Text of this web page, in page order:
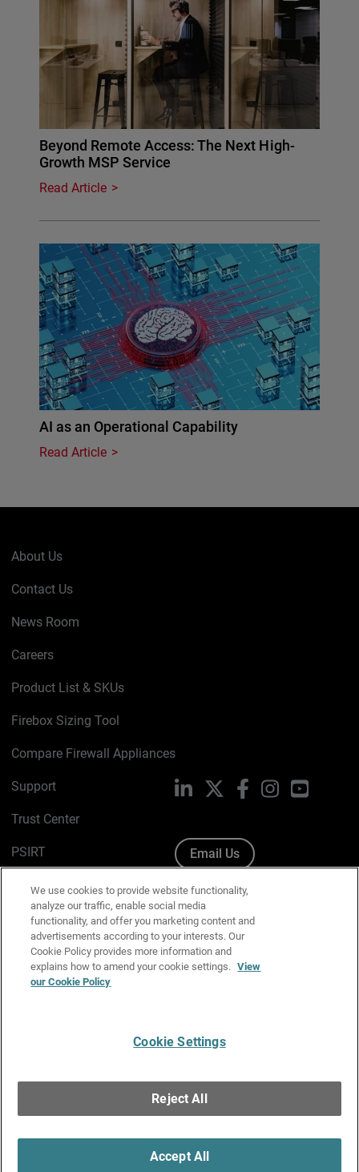
Beyond Remote Access: The Next High-
Growth MSP Service
Read Article
AI as an Operational Capability
Read Article
About Us
Contact Us
News Room
Careers
Product List & SKUs
Firebox Sizing Tool
Compare Firewall Appliances
Support
Trust Center
PSIRT
Cookie Policy
Privacy Policy
Media & Brand Kit
Manage Email Preferences
LinkedIn FacebookInstagramYouTube
Email Us
Copyright © 1996-2026 WatchGuard Technologies, Inc. All
Rights Reserved.
We use cookies to provide website functionality,
analyze our traffic, enable social media
functionality, and offer you marketing content and
advertisements according to your interests. Our
Cookie Policy provides more information and
explains how to amend your cookie settings. View
our Cookie Policy
Cookie Settings
Reject All
Accept All